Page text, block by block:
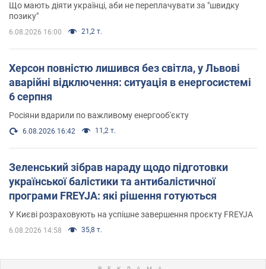
Що мають діяти українці, аби не переплачувати за "швидку
позику"
6.08.2026 16:00 21,2 т.
Херсон повністю лишився без світла, у Львові
аварійні відключення: ситуація в енергосистемі
6 серпня
Росіяни вдарили по важливому енергооб'єкту
6.08.2026 16:42 11,2 т.
Зеленський зібрав нараду щодо підготовки
української балістики та антибалістичної
програми FREYJA: які рішення готуються
У Києві розраховують на успішне завершення проєкту FREYJA
6.08.2026 14:58 35,8 т.